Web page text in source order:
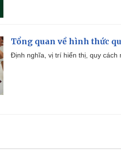
Tổng quan về hình thức
Định nghĩa, vị trí hiển thị, quy cách